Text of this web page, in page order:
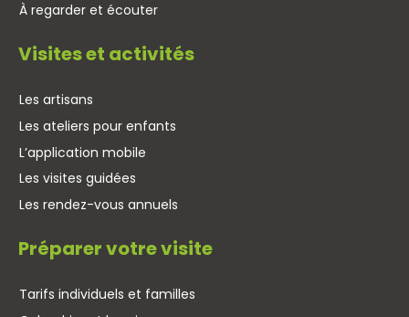
À regarder et écouter
Visites et activités
Les artisans
Les ateliers pour enfants
L’application mobile
Les visites guidées
Les rendez-vous annuels
Préparer votre visite
Tarifs individuels et familles